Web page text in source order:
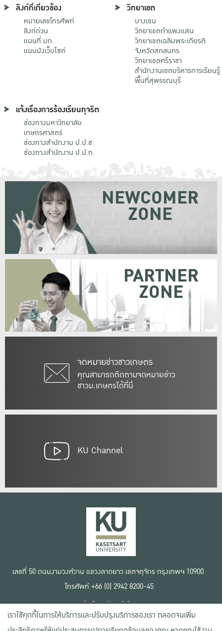
ลิงก์ที่เกี่ยวข้อง
หมายเลขโทรศัพท์
ลิงก์ด่วน
แผนที่ มก.
แผนผังเว็บไซต์
วิทยาเขต
บางเขน
วิทยาเขตกําแพงแสน
วิทยาเขตเฉลิมพระเกียรติ
จังหวัดสกลนคร
วิทยาเขตศรีราชา
สำนักงานเขตบริหารการเรียนรู้
พื้นที่สุพรรณบุรี
แจ้งเรื่องการร้องเรียนทุจริต
ช่องทางมหาวิทยาลัย
เกษตรศาสตร์
ช่องทางสำนักงาน ป.ป.ช.
ช่องทางสำนักงาน ป.ป.ท.
จดหมายข่าวชาวเกษตร
คุณสามารถติดตามจดหมายข่าว
ชาวม.เกษตรได้ที่นี่
NEWCOMER
ZONE
PARTNER
ZONE
KU Channel
เลขที่ 50 ถนนงามวงศ์วาน แขวงลาดยาว เขตจตุจักร กรุงเทพฯ 10900
โทรศัพท์ +66 (0) 2942 8200-45
เงื่อนไขการใช้งานเว็บไซต์
ข้อตกลงด้านสิทธิ์ใช้งาน
นโยบายความเป็นส่วนตัว
เราใช้คุกกี้ในการให้บริการและปรับปรุงบริการของเรา ตลอดจนเพิ่ม